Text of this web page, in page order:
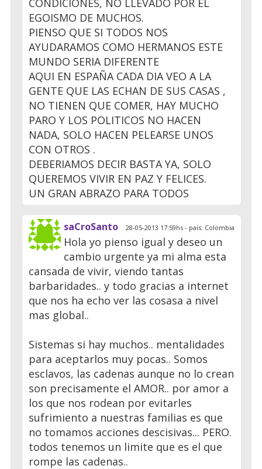
CONDICIONES, NO LLEVADO POR EL
EGOISMO DE MUCHOS.
PIENSO QUE SI TODOS NOS
AYUDARAMOS COMO HERMANOS ESTE
MUNDO SERIA DIFERENTE
AQUI EN ESPAÑA CADA DIA VEO A LA
GENTE QUE LAS ECHAN DE SUS CASAS ,
NO TIENEN QUE COMER, HAY MUCHO
PARO Y LOS POLITICOS NO HACEN
NADA, SOLO HACEN PELEARSE UNOS
CON OTROS .
DEBERIAMOS DECIR BASTA YA, SOLO
QUEREMOS VIVIR EN PAZ Y FELICES.
UN GRAN ABRAZO PARA TODOS
saCroSanto 28-05-2013 17:59hs - país: Colombia
Hola yo pienso igual y deseo un
cambio urgente ya mi alma esta
cansada de vivir, viendo tantas
barbaridades.. y todo gracias a internet
que nos ha echo ver las cosasa a nivel
mas global..
Sistemas si hay muchos.. mentalidades
para aceptarlos muy pocas.. Somos
esclavos, las cadenas aunque no lo crean
son precisamente el AMOR.. por amor a
los que nos rodean por evitarles
sufrimiento a nuestras familias es que
no tomamos acciones descisivas... PERO.
todos tenemos un limite que es el que
rompe las cadenas..